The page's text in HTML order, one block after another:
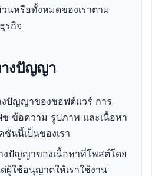
วนหรือทั้งหมดของเราตาม
รกิจ
งปัญญา
ปัญญาของซอฟต์แวร์ การ
ซ ข้อความ รูปภาพ และเนื้อหา
นนี้เป็นของเรา
ปัญญาของเนื้อหาที่โพสต์โดย
ผู้ใช้อนุญาตให้เราใช้งาน